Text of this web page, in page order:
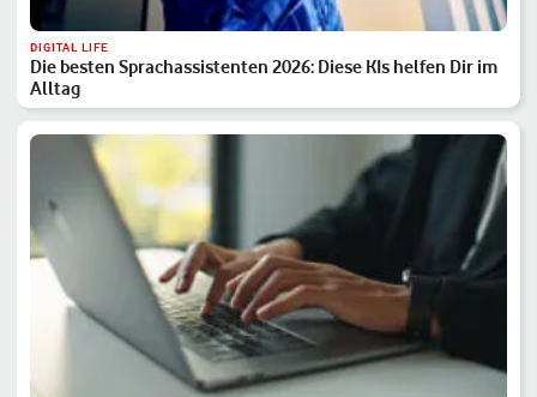
DIGITAL LIFE
Die besten Sprachassistenten 2026: Diese KIs helfen Dir im
Alltag